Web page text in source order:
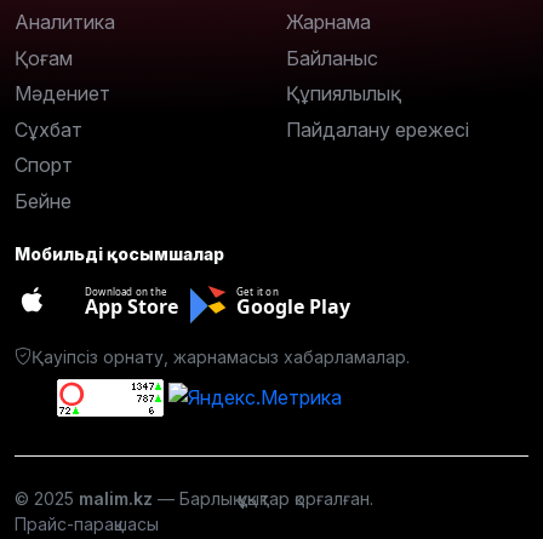
Аналитика
Қоғам
Мәдениет
Сұхбат
Спорт
Бейне
Жарнама
Байланыс
Құпиялылық
Пайдалану ережесі
Мобильді қосымшалар
Download on the
App Store
Get it on
Google Play
Қауіпсіз орнату, жарнамасыз хабарламалар.
© 2025 malim.kz — Барлық құқықтар қорғалған.
Прайс-парақшасы